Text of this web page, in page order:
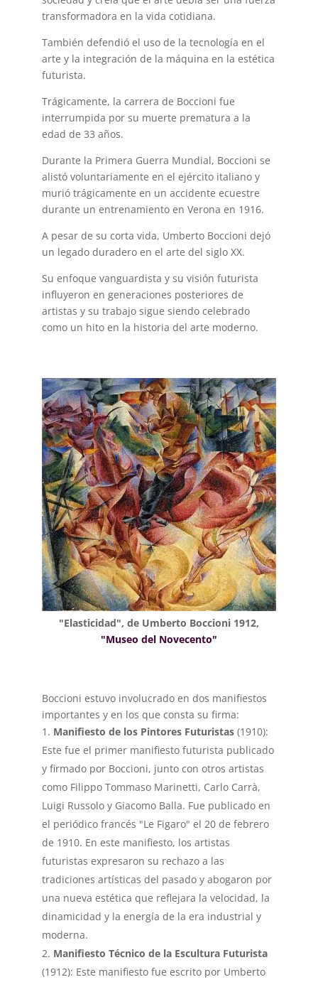
transformadora en la vida cotidiana.
También defendió el uso de la tecnología en el
arte y la integración de la máquina en la estética
futurista.
Trágicamente, la carrera de Boccioni fue
interrumpida por su muerte prematura a la
edad de 33 años.
Durante la Primera Guerra Mundial, Boccioni se
alistó voluntariamente en el ejército italiano y
murió trágicamente en un accidente ecuestre
durante un entrenamiento en Verona en 1916.
A pesar de su corta vida, Umberto Boccioni dejó
un legado duradero en el arte del siglo XX.
Su enfoque vanguardista y su visión futurista
influyeron en generaciones posteriores de
artistas y su trabajo sigue siendo celebrado
como un hito en la historia del arte moderno.
"Elasticidad", de Umberto Boccioni 1912,
"Museo del Novecento"
Boccioni estuvo involucrado en dos manifiestos
importantes y en los que consta su firma:
Manifiesto de los Pintores Futuristas(1910):
Este fue el primer manifiesto futurista publicado
y firmado por Boccioni, junto con otros artistas
como Filippo Tommaso Marinetti, Carlo Carrà,
Luigi Russolo y Giacomo Balla. Fue publicado en
el periódico francés "Le Figaro" el 20 de febrero
de 1910. En este manifiesto, los artistas
futuristas expresaron su rechazo a las
tradiciones artísticas del pasado y abogaron por
una nueva estética que reflejara la velocidad, la
dinamicidad y la energía de la era industrial y
moderna.
Manifiesto Técnico de la Escultura Futurista
(1912): Este manifiesto fue escrito por Umberto